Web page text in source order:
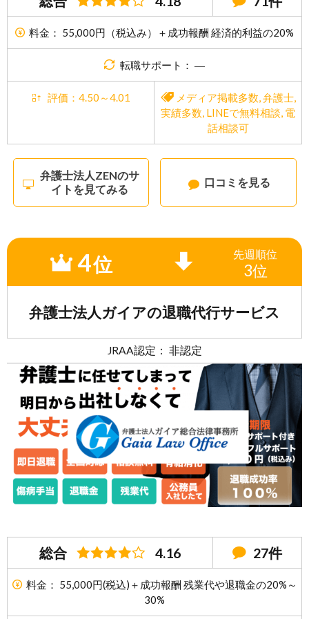
料金： 55,000円（税込み）＋成功報酬 経済的利益の20%
転職サポート： ―
評価：4.50～4.01 メディア掲載多数,弁護士,
実績多数, LINEで無料相談, 電
話相談可
弁護士法人ZENのサ
イトを見てみる
口コミを見る
4位 先週順位
3位
弁護士法人ガイアの退職代行サービス
JRAA認定： 非認定
総合 4.16 27件
料金： 55,000円(税込)＋成功報酬 残業代や退職金の20%～
30%